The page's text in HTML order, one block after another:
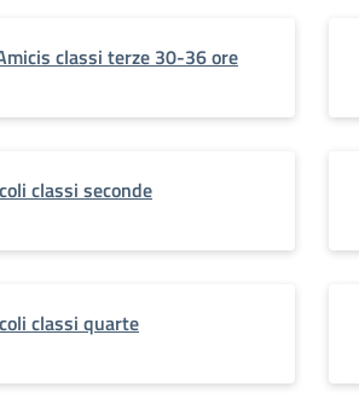
classi terze 30-36 ore
classi seconde
classi quarte